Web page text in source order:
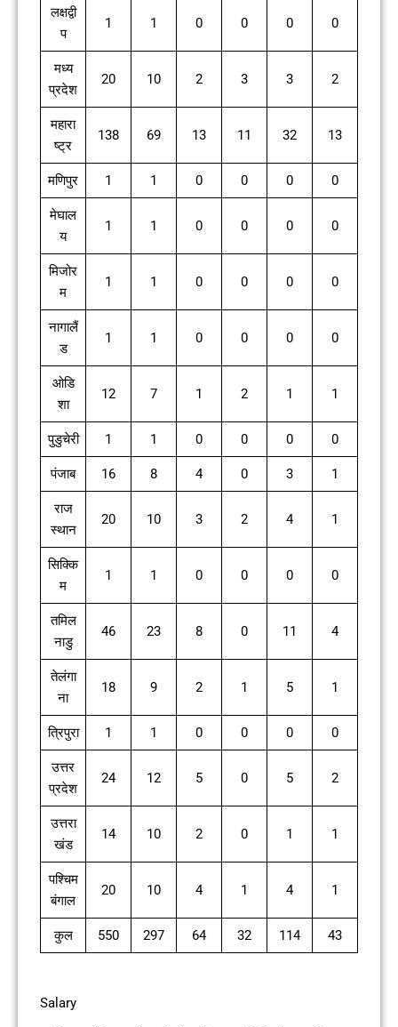
लक्षद्वी
प
1 1 0 0 0 0
मध्य
प्रदेश
20 10 2 3 3 2
महारा
ष्ट्र
138 69 13 11 32 13
मणिपुर 1 1 0 0 0 0
मेघाल
य
1 1 0 0 0 0
मिजोर
म
1 1 0 0 0 0
नागालैं
ड
1 1 0 0 0 0
ओडि
शा
12 7 1 2 1 1
पुडुचेरी 1 1 0 0 0 0
पंजाब 16 8 4 0 3 1
राज
स्थान
20 10 3 2 4 1
सिक्कि
म
1 1 0 0 0 0
तमिल
नाडु
46 23 8 0 11 4
तेलंगा
ना
18 9 2 1 5 1
त्रिपुरा 1 1 0 0 0 0
उत्तर
प्रदेश
24 12 5 0 5 2
उत्तरा
खंड
14 10 2 0 1 1
पश्चिम
बंगाल
20 10 4 1 4 1
कुल 550 297 64 32 114 43
Salary